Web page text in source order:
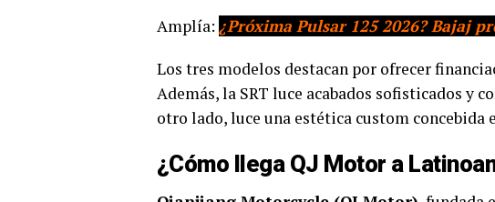
Amplía: ¿Próxima Pulsar 125 2026? Bajaj
Los tres modelos destacan por ofrecer
Además, la SRT luce acabados sofisticados y
otro lado, luce una estética custom concebida
¿Cómo llega QJ Motor a